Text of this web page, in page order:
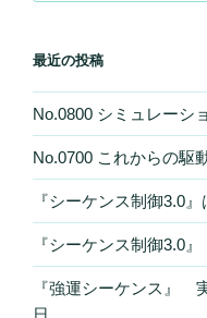
最近の投稿
No.0800 シミュレーシ
No.0700 これからの駆
『シーケンス制御3.0』
『シーケンス制御
『強運シーケンス』
日